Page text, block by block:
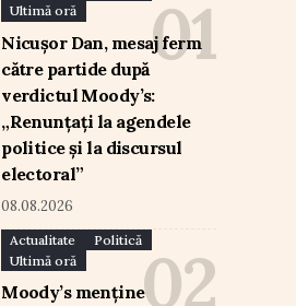
Ultimă oră
Nicușor Dan, mesaj ferm
către partide după
verdictul Moody’s:
„Renunțați la agendele
politice și la discursul
electoral”
08.08.2026
Actualitate
Politică
Ultimă oră
Moody’s menține